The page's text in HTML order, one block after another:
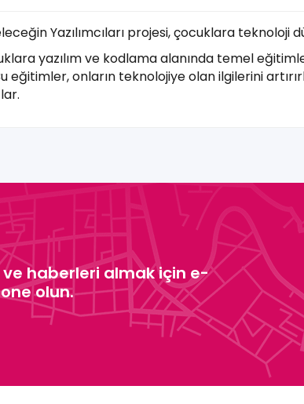
Yazılımcıları projesi, çocuklara teknoloji
yazılım ve kodlama alanında temel
eğitimler, onların teknolojiye olan ilgilerini
ve haberleri almak için e-
olun.